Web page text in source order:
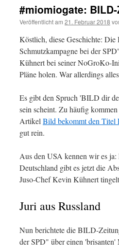
#miomiogate:
Veröffentlicht am 21. Februar 2018
Köstlich, diese Geschichte:
Schmutzkampagne bei der
Kühnert bei seiner NoGroKo-
Pläne holen. War allerdings
Es gibt den Spruch 'BILD dir
sein scheint. Zu häufig
Artikel Bild bekommt den Titel
gut rein.
Aus den USA kennen wir es
Deutschland gibt es jetzt die
Juso-Chef Kevin Kühnert
Juri aus Russland
Nun berichtete die BILD-
der SPD" über einen